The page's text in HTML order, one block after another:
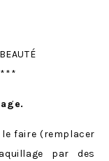
faire (remplacer
par des